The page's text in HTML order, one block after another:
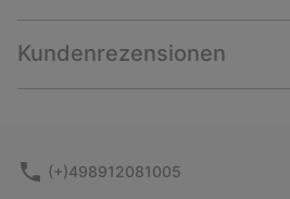
Kundenrezensionen
(+)498912081005